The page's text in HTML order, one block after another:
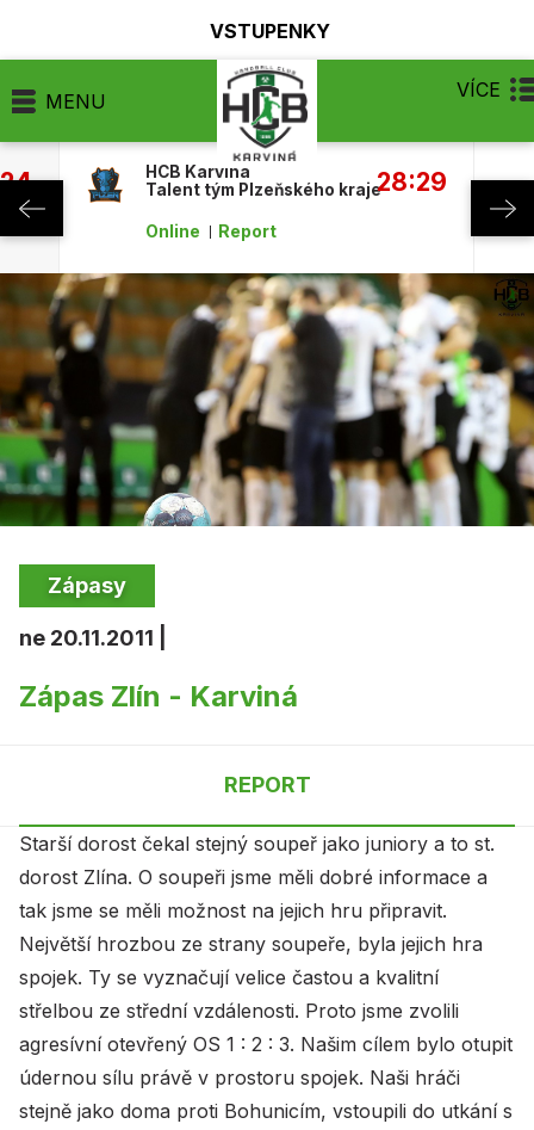
VSTUPENKY
MENU VÍCE
HCB Karviná
Talent tým Plzeňského kraje28:29
Online Report
Zápasy
ne 20.11.2011 |
Zápas Zlín - Karviná
REPORT
Starší dorost čekal stejný soupeř jako juniory a to st.
dorost Zlína. O soupeři jsme měli dobré informace a
tak jsme se měli možnost na jejich hru připravit.
Největší hrozbou ze strany soupeře, byla jejich hra
spojek. Ty se vyznačují velice častou a kvalitní
střelbou ze střední vzdálenosti. Proto jsme zvolili
agresívní otevřený OS 1 : 2 : 3. Našim cílem bylo otupit
údernou sílu právě v prostoru spojek. Naši hráči
stejně jako doma proti Bohunicím, vstoupili do utkání s